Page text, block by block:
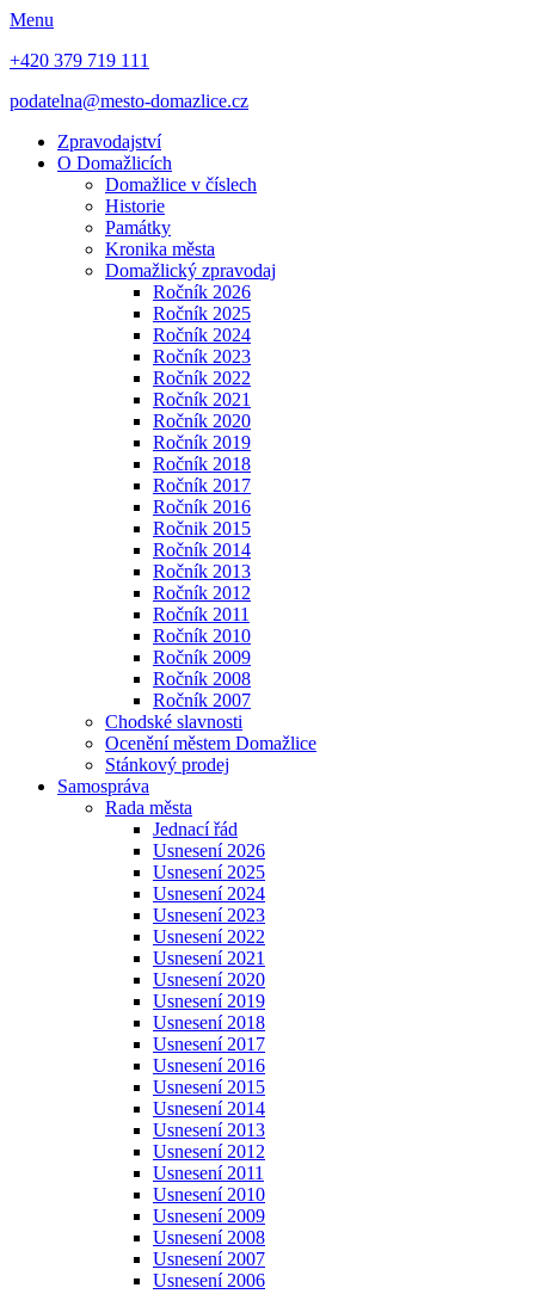
Menu
+420 379 719 111
podatelna@mesto-domazlice.cz
Zpravodajství
O Domažlicích
Domažlice v číslech
Historie
Památky
Kronika města
Domažlický zpravodaj
Ročník 2026
Ročník 2025
Ročník 2024
Ročník 2023
Ročník 2022
Ročník 2021
Ročník 2020
Ročník 2019
Ročník 2018
Ročník 2017
Ročník 2016
Ročnik 2015
Ročník 2014
Ročník 2013
Ročník 2012
Ročník 2011
Ročník 2010
Ročník 2009
Ročník 2008
Ročník 2007
Chodské slavnosti
Ocenění městem Domažlice
Stánkový prodej
Samospráva
Rada města
Jednací řád
Usnesení 2026
Usnesení 2025
Usnesení 2024
Usnesení 2023
Usnesení 2022
Usnesení 2021
Usnesení 2020
Usnesení 2019
Usnesení 2018
Usnesení 2017
Usnesení 2016
Usnesení 2015
Usnesení 2014
Usnesení 2013
Usnesení 2012
Usnesení 2011
Usnesení 2010
Usnesení 2009
Usnesení 2008
Usnesení 2007
Usnesení 2006